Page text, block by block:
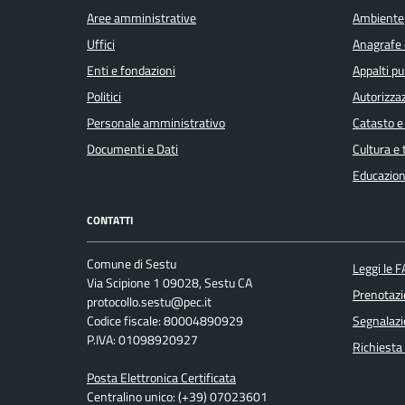
Aree amministrative
Uffici
Enti e fondazioni
Politici
Personale amministrativo
Documenti e Dati
Ambiente
Appalti
Catasto
Cultura e
CONTATTI
Comune di Sestu
Via Scipione 1 09028, Sestu CA
protocollo.sestu@pec.it
Codice fiscale: 80004890929
P.IVA: 01098920927
Posta Elettronica Certificata
Centralino unico: (+39) 07023601
Leggi le